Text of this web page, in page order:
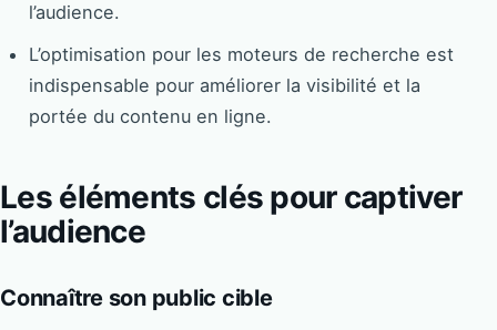
l’audience.
L’optimisation pour les moteurs de recherche est
indispensable pour améliorer la visibilité et la
portée du contenu en ligne.
Les éléments clés pour captiver
l’audience
Connaître son public cible